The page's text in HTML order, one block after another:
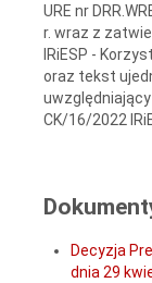
URE nr
r. wraz z
IRiESP -
oraz tekst
CK/16/2022
Decyzja
dnia 29